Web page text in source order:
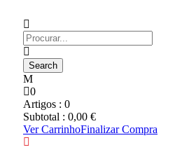
0
Artigos : 0
Subtotal : 0,00 €
Ver CarrinhoFinalizar Compra